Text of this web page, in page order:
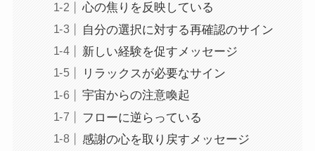
心の焦りを反映している
自分の選択に対する再確認のサイン
新しい経験を促すメッセージ
リラックスが必要なサイン
宇宙からの注意喚起
フローに逆らっている
感謝の心を取り戻すメッセージ